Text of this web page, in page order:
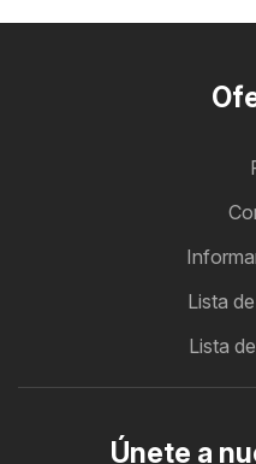
Lista
Lista
Únete a